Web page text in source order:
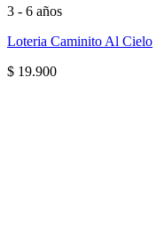
3 - 6 años
Loteria Caminito Al Cielo
$ 19.900